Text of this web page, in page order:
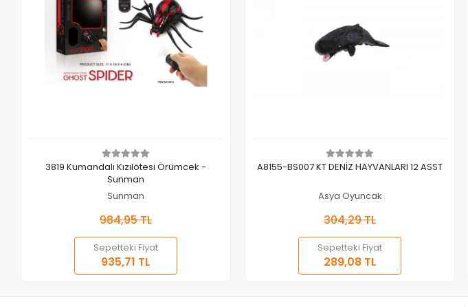
Sepete Ekle
3819 Kumandalı Kızılötesi Örümcek -
Sunman
Sunman
984,95 TL
Sepetteki Fiyat
935,71 TL
Sepete Ekle
A8155-BS007 KT DENİZ HAYVANLARI 12 ASST
Asya Oyuncak
304,29 TL
Sepetteki Fiyat
289,08 TL